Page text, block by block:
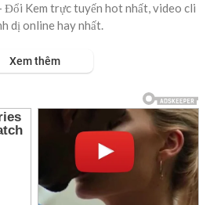
Đổi Kem trực tuyến hot nhất, video cli
dị online hay nhất.
Xem thêm